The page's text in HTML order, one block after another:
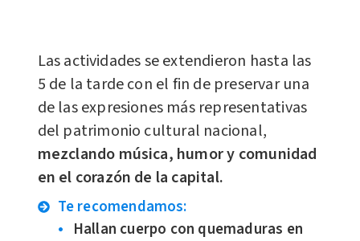
Las actividades se extendieron hasta las
5 de la tarde con el fin de preservar una
de las expresiones más representativas
del patrimonio cultural nacional,
mezclando música, humor y comunidad
en el corazón de la capital.
Te recomendamos:
Hallan cuerpo con quemaduras en